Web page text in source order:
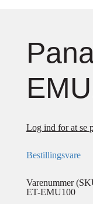
Log ind for at se
Bestillingsvare
Varenummer
ET-EMU100